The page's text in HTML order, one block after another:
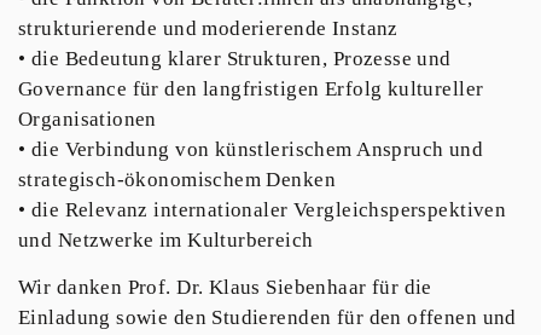
strukturierende und moderierende Instanz
• die Bedeutung klarer Strukturen, Prozesse und
Governance für den langfristigen Erfolg kultureller
Organisationen
• die Verbindung von künstlerischem Anspruch und
strategisch-ökonomischem Denken
• die Relevanz internationaler Vergleichsperspektiven
und Netzwerke im Kulturbereich
Wir danken Prof. Dr. Klaus Siebenhaar für die
Einladung sowie den Studierenden für den offenen und